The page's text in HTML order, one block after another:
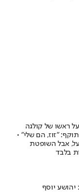
ראשו של קולגה
"זוז, הם שלי" •
אבל השופטת
בלבד
יהושע יוסף